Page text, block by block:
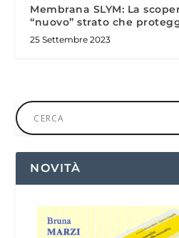
Membrana SLYM: La
“nuovo” strato che
25 Settembre 2023
NOVITÀ